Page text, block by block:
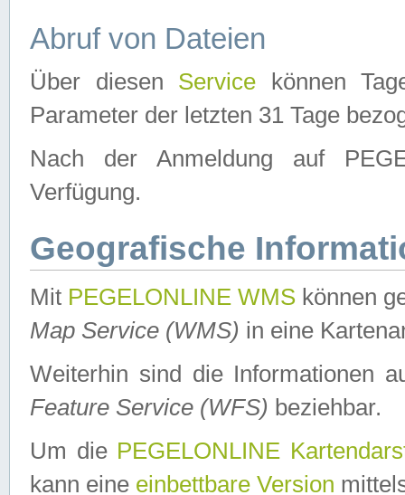
Abruf von Dateien
Über diesen Service können
Parameter der letzten 31 Tage
Nach der Anmeldung auf
Verfügung.
Geografische
Mit PEGELONLINE WMS können
Map Service (WMS) in eine
Weiterhin sind die Informationen
Feature Service (WFS) beziehbar.
Um die PEGELONLINE
kann eine einbettbare Version